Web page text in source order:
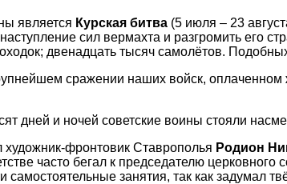
является Курская битва (5 июля – 23
сил вермахта и разгромить его
двенадцать тысяч самолётов.
сражении наших войск,
дней и ночей советские воины стояли
художник-фронтовик Ставрополья Родион
часто бегал к председателю
занятия, так как задумал